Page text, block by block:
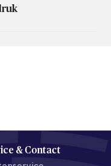
& Contact